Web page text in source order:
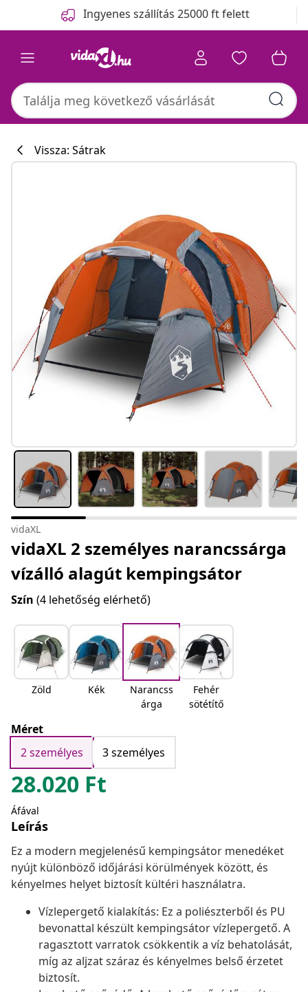
Ingyenes szállítás 25000 ft felett
Vissza: Sátrak
vidaXL
vidaXL 2 személyes narancssárga
vízálló alagút kempingsátor
Szín (4 lehetőség elérhető)
Zöld Kék
Narancss
árga
Fehér
sötétítő
Méret
2 személyes
3 személyes
28.020 Ft
Áfával
Leírás
Ez a modern megjelenésű kempingsátor menedéket
nyújt különböző időjárási körülmények között, és
kényelmes helyet biztosít kültéri használatra.
Vízlepergető kialakítás: Ez a poliészterből és PU
bevonattal készült kempingsátor vízlepergető. A
ragasztott varratok csökkentik a víz behatolását,
míg az aljzat száraz és kényelmes belső érzetet
biztosít.